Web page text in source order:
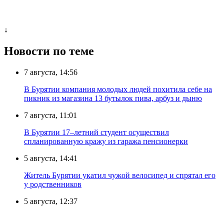
↓
Новости по теме
7 августа, 14:56
В Бурятии компания молодых людей похитила себе на
пикник из магазина 13 бутылок пива, арбуз и дыню
7 августа, 11:01
В Бурятии 17–летний студент осуществил
спланированную кражу из гаража пенсионерки
5 августа, 14:41
Житель Бурятии укатил чужой велосипед и спрятал его
у родственников
5 августа, 12:37